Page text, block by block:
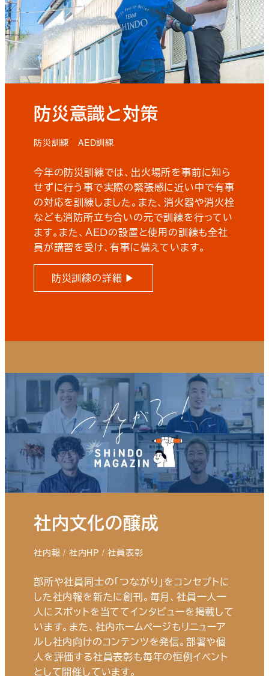
防災意識と対策
防災訓練 AED訓練
今年の防災訓練では、出火場所を事前に知ら
せずに行う事で実際の緊張感に近い中で有事
の対応を訓練しました。また、消火器や消火栓
なども消防所立ち合いの元で訓練を行ってい
ます。また、ＡＥＤの設置と使用の訓練も全社
員が講習を受け、有事に備えています。
防災訓練の詳細 ▶
社内文化の醸成
社内報 / 社内HP / 社員表彰
部所や社員同士の「つながり」をコンセプトに
した社内報を新たに創刊。毎月、社員一人一
人にスポットを当ててインタビューを掲載して
います。また、社内ホームページもリニューア
ルし社内向けのコンテンツを発信。部署や個
人を評価する社員表彰も毎年の恒例イベント
として開催しています。